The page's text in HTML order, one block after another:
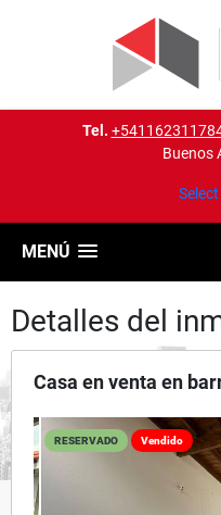
Tel.
Buenos
MENÚ
Detalles del
Casa en venta en
RESERVADO Vendido